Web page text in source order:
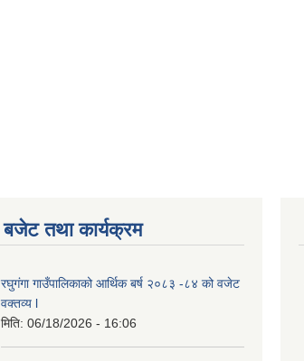
बजेट तथा कार्यक्रम
रघुगंगा गाउँपालिकाको आर्थिक बर्ष २०८३ -८४ को वजेट
वक्तव्य l
मिति: 06/18/2026 - 16:06